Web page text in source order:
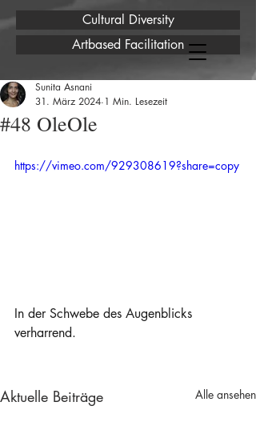
Cultural Diversity
Artbased Facilitation
#48 OleOle
Sunita Asnani
31. März 2024 1 Min. Lesezeit
https://vimeo.com/929308619?share=copy
In der Schwebe des Augenblicks
verharrend.
Aktuelle Beiträge Alle ansehen